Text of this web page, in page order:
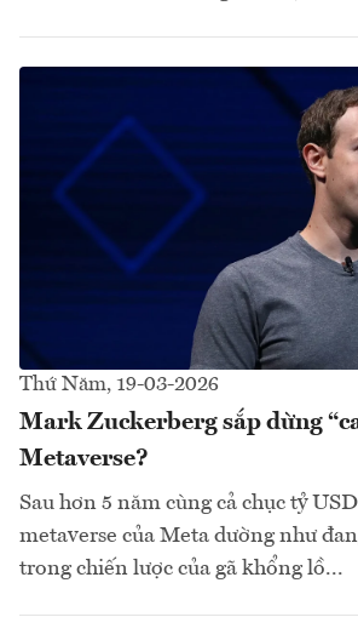
Thứ Năm, 19-03-2026
Mark Zuckerberg sắp dừng
Metaverse?
Sau hơn 5 năm cùng cả chục tỷ
metaverse của Meta dường như
trong chiến lược của gã khổng lồ...